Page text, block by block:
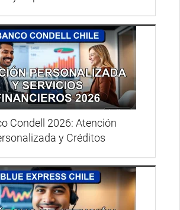
Condell 2026: Atención
y Créditos